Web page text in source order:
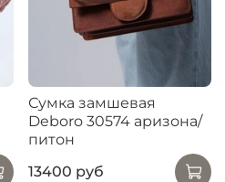
Сумка замшевая
Deboro 30574 аризона/
питон
13400 руб